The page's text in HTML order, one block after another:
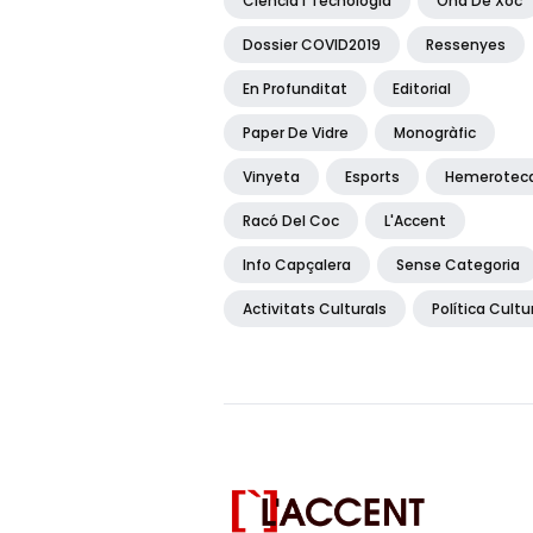
Dossier COVID2019 Ressenyes
En Profunditat Editorial
Paper De Vidre Monogràfic
Vinyeta Esports
Racó Del Coc L'Accent
Info Capçalera Sense Categoria
Activitats Culturals Política